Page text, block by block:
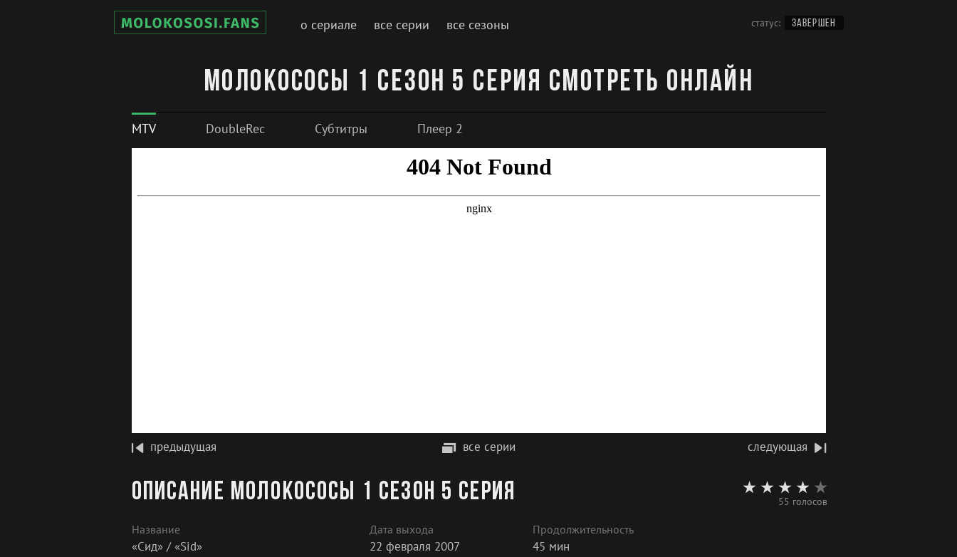
о сериале все серии все сезоны статус: ЗАВЕРШЕН
Молокососы 1 сезон 5 серия смотреть онлайн
MTV DoubleRec Субтитры Плеер 2
предыдущая все серии следующая
55 голосов
Описание Молокососы 1 сезон 5 серия
Название
«Сид» / «Sid»
Дата выхода
22 февраля 2007
Продолжительность
45 мин